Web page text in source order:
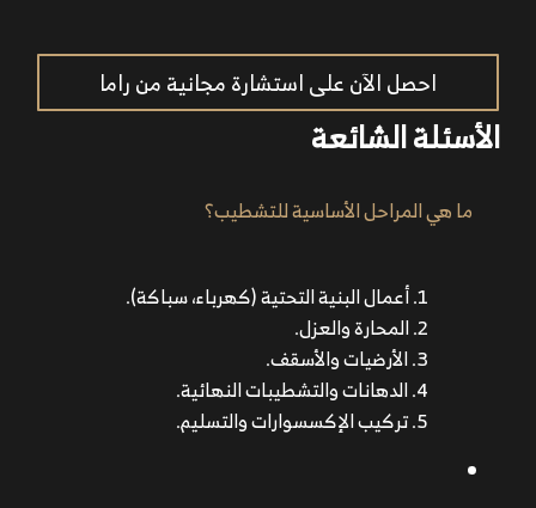
احصل الآن على استشارة مجانية من راما
الأسئلة الشائعة
ما هي المراحل الأساسية للتشطيب؟
أعمال البنية التحتية (كهرباء، سباكة).
المحارة والعزل.
الأرضيات والأسقف.
الدهانات والتشطيبات النهائية.
تركيب الإكسسوارات والتسليم.